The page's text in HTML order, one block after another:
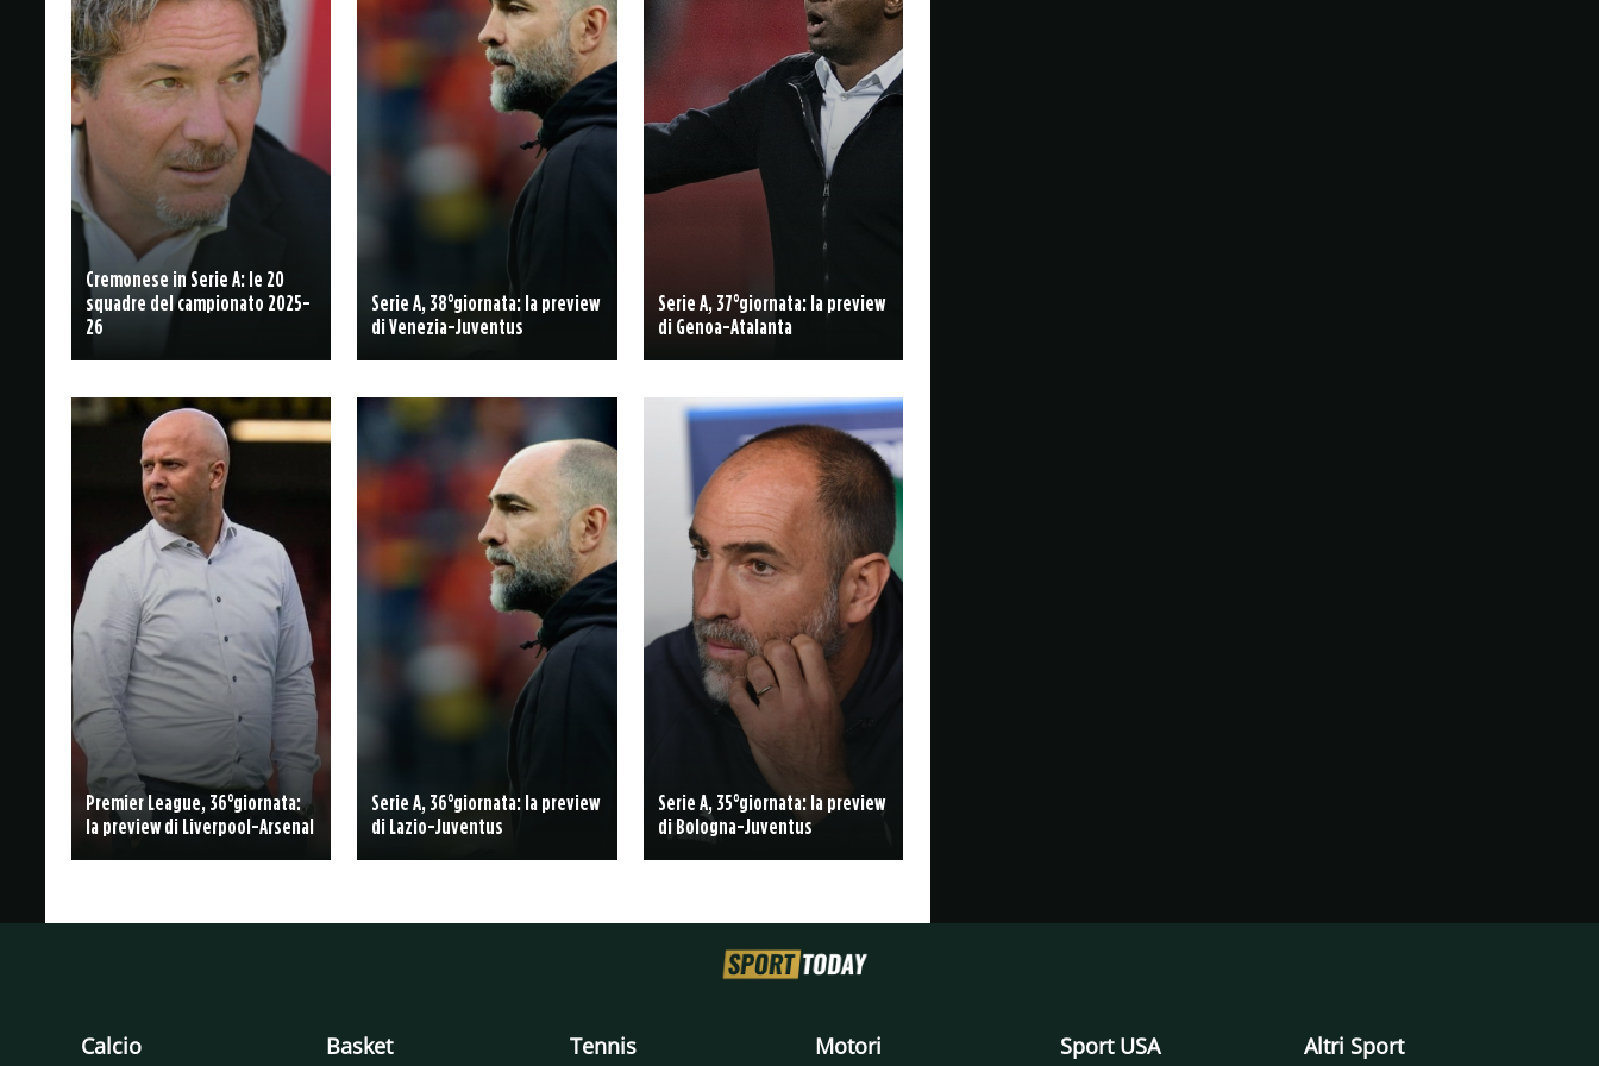
Cremonese in Serie A: le 20
squadre del campionato 2025-
26
Serie A, 38°giornata: la preview
di Venezia-Juventus
Serie A, 37°giornata: la preview
di Genoa-Atalanta
Premier League, 36°giornata:
la preview di Liverpool-Arsenal
Serie A, 36°giornata: la preview
di Lazio-Juventus
Serie A, 35°giornata: la preview
di Bologna-Juventus
Calcio Basket Tennis Motori Sport USA Altri Sport